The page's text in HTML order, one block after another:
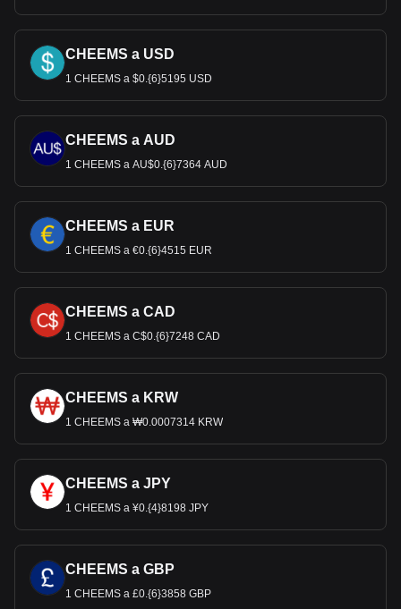
CHEEMS a USD
1 CHEEMS a $0.{6}5195 USD
CHEEMS a AUD
1 CHEEMS a AU$0.{6}7364 AUD
CHEEMS a EUR
1 CHEEMS a €0.{6}4515 EUR
CHEEMS a CAD
1 CHEEMS a C$0.{6}7248 CAD
CHEEMS a KRW
1 CHEEMS a ₩0.0007314 KRW
CHEEMS a JPY
1 CHEEMS a ¥0.{4}8198 JPY
CHEEMS a GBP
1 CHEEMS a £0.{6}3858 GBP